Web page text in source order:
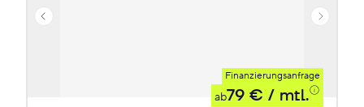
Finanzierungsanfrage
ab79 € / mtl.